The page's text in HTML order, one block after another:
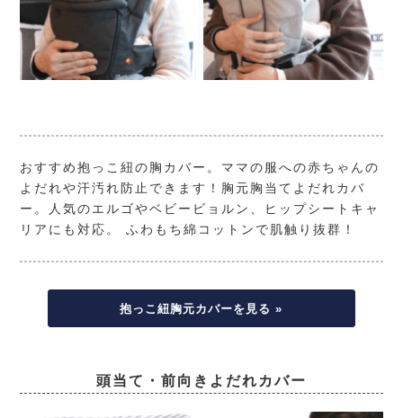
おすすめ抱っこ紐の胸カバー。ママの服への赤ちゃんの
よだれや汗汚れ防止できます！胸元胸当てよだれカバ
ー。人気のエルゴやベビービョルン、ヒップシートキャ
リアにも対応。 ふわもち綿コットンで肌触り抜群！
抱っこ紐胸元カバーを見る »
頭当て・前向きよだれカバー